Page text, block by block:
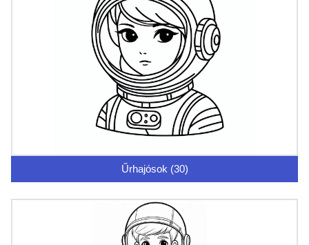
Űrhajósok (30)